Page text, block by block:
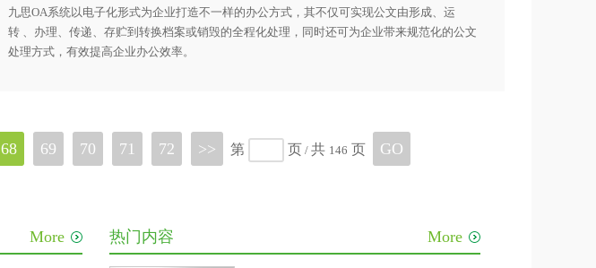
九思OA系统以电子化形式为企业打造不一样的办公方式，其不仅可实现公文由形成、运
转 、办理、传递、存贮到转换档案或销毁的全程化处理，同时还可为企业带来规范化的公文
处理方式，有效提高企业办公效率。
68 69 70 71 72 >> 第 页 / 共 146 页 GO
More 热门内容 More